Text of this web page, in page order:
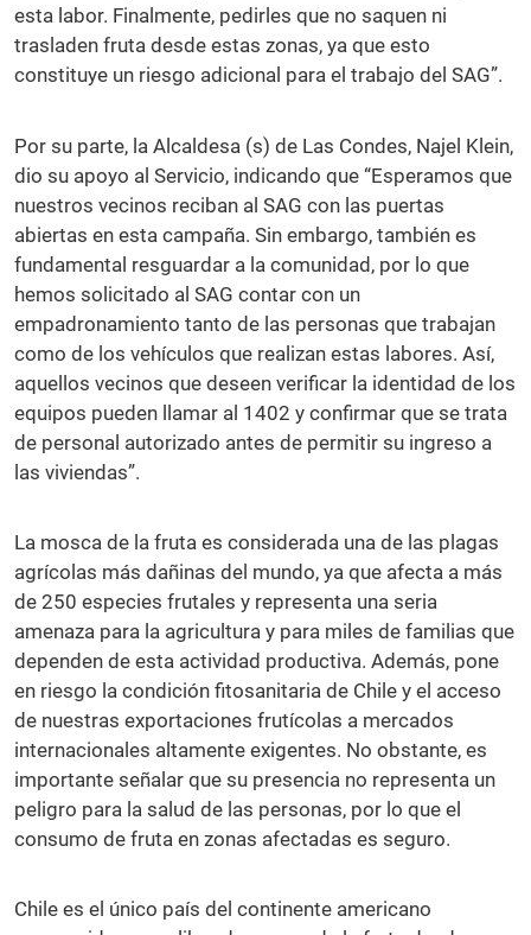
esta labor. Finalmente, pedirles que no saquen ni
trasladen fruta desde estas zonas, ya que esto
constituye un riesgo adicional para el trabajo del SAG”.
Por su parte, la Alcaldesa (s) de Las Condes, Najel Klein,
dio su apoyo al Servicio, indicando que “Esperamos que
nuestros vecinos reciban al SAG con las puertas
abiertas en esta campaña. Sin embargo, también es
fundamental resguardar a la comunidad, por lo que
hemos solicitado al SAG contar con un
empadronamiento tanto de las personas que trabajan
como de los vehículos que realizan estas labores. Así,
aquellos vecinos que deseen verificar la identidad de los
equipos pueden llamar al 1402 y confirmar que se trata
de personal autorizado antes de permitir su ingreso a
las viviendas”.
La mosca de la fruta es considerada una de las plagas
agrícolas más dañinas del mundo, ya que afecta a más
de 250 especies frutales y representa una seria
amenaza para la agricultura y para miles de familias que
dependen de esta actividad productiva. Además, pone
en riesgo la condición fitosanitaria de Chile y el acceso
de nuestras exportaciones frutícolas a mercados
internacionales altamente exigentes. No obstante, es
importante señalar que su presencia no representa un
peligro para la salud de las personas, por lo que el
consumo de fruta en zonas afectadas es seguro.
Chile es el único país del continente americano